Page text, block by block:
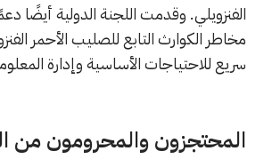
الفنزويلي. وقدمت اللجنة الدولية أيضًا
مخاطر الكوارث التابع للصليب الأحمر
سريع للاحتياجات الأساسية وإدارة
المحتجزون والمحرومون من